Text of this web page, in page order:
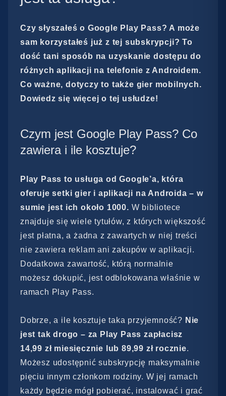
Czy słyszałeś o Google Play Pass? A może
sam korzystałeś już z tej subskrypcji? To
dość tani sposób na uzyskanie dostępu do
różnych aplikacji na telefonie z Androidem.
Co ważne, dotyczy to także gier mobilnych.
Dowiedz się więcej o tej usłudze!
Czym jest Google Play Pass? Co
zawiera i ile kosztuje?
Play Pass to usługa od Google’a, która
oferuje setki gier i aplikacji na Androida – w
sumie jest ich około 1000. W bibliotece
znajduje się wiele tytułów, z których większość
jest płatna, a żadna z zawartych w niej treści
nie zawiera reklam ani zakupów w aplikacji.
Dodatkowa zawartość, którą normalnie
możesz dokupić, jest odblokowana właśnie w
ramach Play Pass.
Dobrze, a ile kosztuje taka przyjemność? Nie
jest tak drogo – za Play Pass zapłacisz
14,99 zł miesięcznie lub 89,99 zł rocznie.
Możesz udostępnić subskrypcję maksymalnie
pięciu innym członkom rodziny. W jej ramach
każdy będzie mógł pobierać, instalować i grać